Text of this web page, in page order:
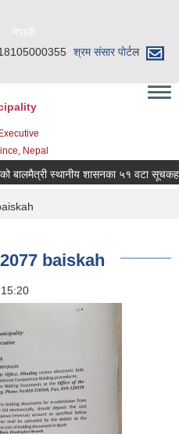
नेपाली
श्रम संसार पाेर्टल
Nepal
बालमैत्री स्थानीय शासनका ५१ वटा सूचकहरु
baiskah